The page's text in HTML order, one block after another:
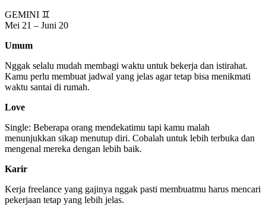
GEMINI ♊
Mei 21 – Juni 20
Umum
Nggak selalu mudah membagi waktu untuk bekerja dan istirahat.
Kamu perlu membuat jadwal yang jelas agar tetap bisa menikmati
waktu santai di rumah.
Love
Single: Beberapa orang mendekatimu tapi kamu malah
menunjukkan sikap menutup diri. Cobalah untuk lebih terbuka dan
mengenal mereka dengan lebih baik.
Karir
Kerja freelance yang gajinya nggak pasti membuatmu harus mencari
pekerjaan tetap yang lebih jelas.